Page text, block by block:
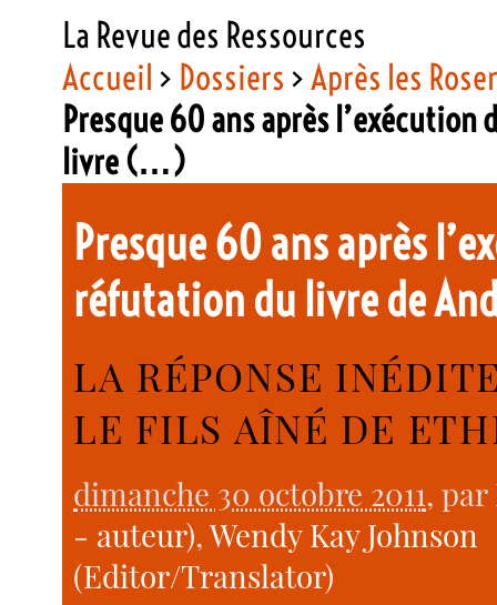
La Revue des Ressources
Accueil > Dossiers >Après les
Presque 60 ans après
livre (…)
Presque 60 ans après
réfutation du livre de
LA RÉPONSE
LE FILS AÎNÉ DE
dimanche 30 octobre 2011, par
- auteur),Wendy Kay Johnson
(Editor/Translator)